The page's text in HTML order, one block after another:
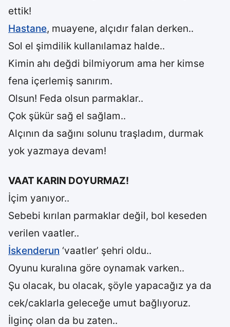
ettik!
Hastane, muayene, alçıdır falan derken..
Sol el şimdilik kullanılamaz halde..
Kimin ahı değdi bilmiyorum ama her kimse
fena içerlemiş sanırım.
Olsun! Feda olsun parmaklar..
Çok şükür sağ el sağlam..
Alçının da sağını solunu traşladım, durmak
yok yazmaya devam!
VAAT KARIN DOYURMAZ!
İçim yanıyor..
Sebebi kırılan parmaklar değil, bol keseden
verilen vaatler..
İskenderun ‘vaatler’ şehri oldu..
Oyunu kuralına göre oynamak varken..
Şu olacak, bu olacak, şöyle yapacağız ya da
cek/caklarla geleceğe umut bağlıyoruz.
İlginç olan da bu zaten..